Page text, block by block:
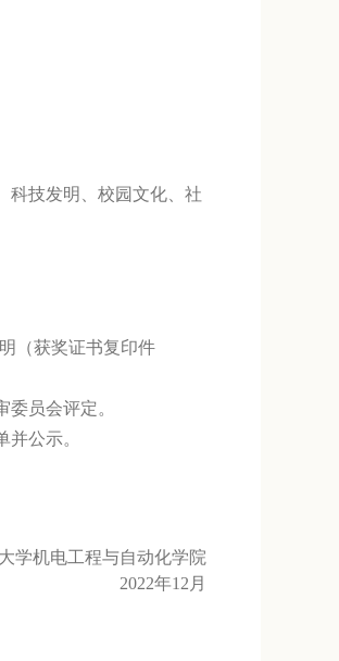
科技发明、校园文化、社
（获奖证书复印件
员会评定。
公示。
大学机电工程与自动化学院
2022年12月